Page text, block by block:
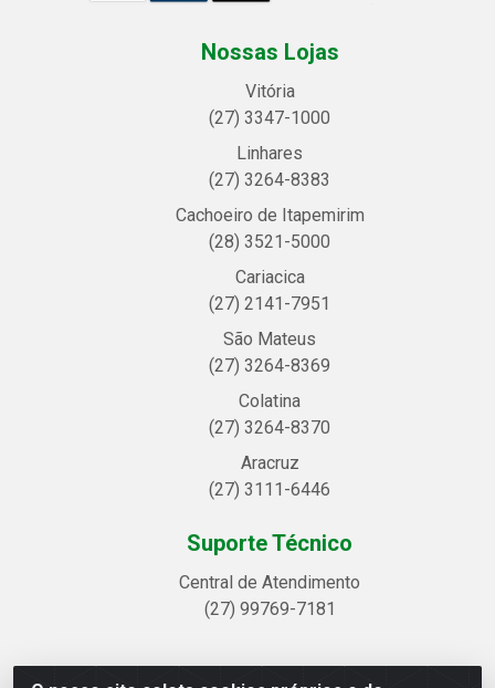
Nossas Lojas
Vitória
(27) 3347-1000
Linhares
(27) 3264-8383
Cachoeiro de Itapemirim
(28) 3521-5000
Cariacica
(27) 2141-7951
São Mateus
(27) 3264-8369
Colatina
(27) 3264-8370
Aracruz
(27) 3111-6446
Suporte Técnico
Central de Atendimento
(27) 99769-7181